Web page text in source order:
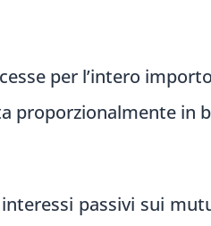
per l’intero
proporzionalmente in
passivi sui